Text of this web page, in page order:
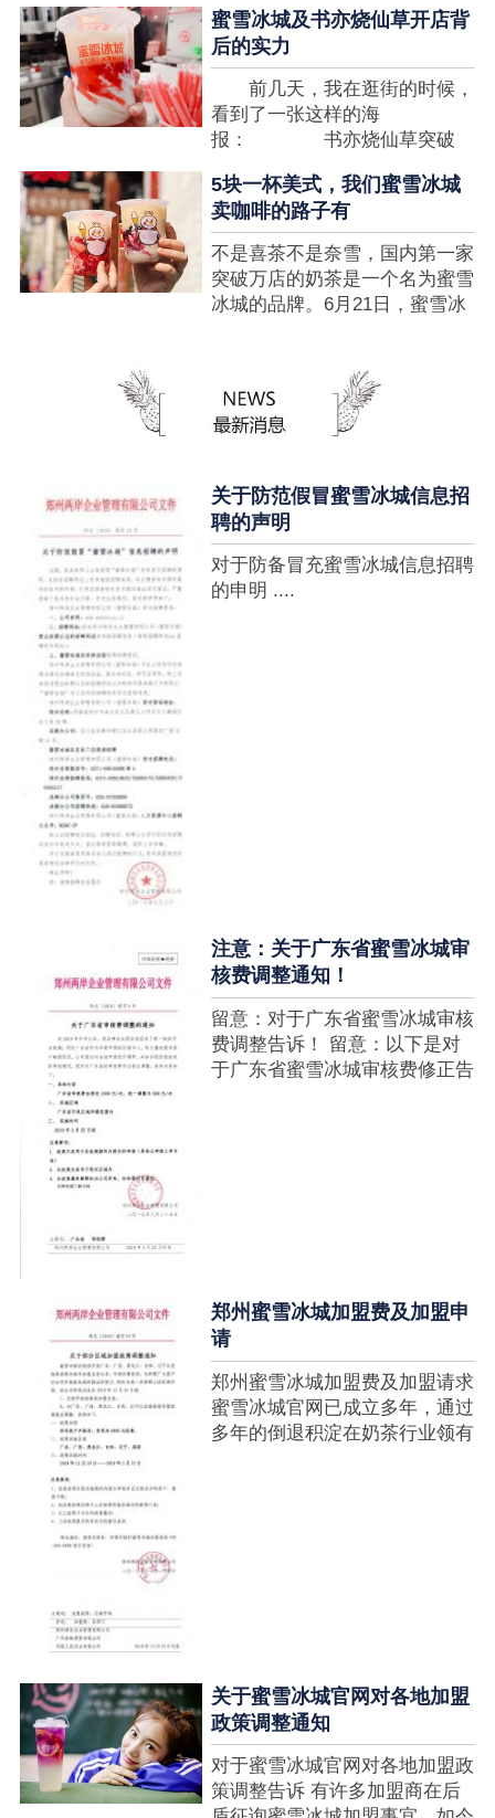
有运营不小心便会被取代，由于
受年青人的喜爱，再加全国人民
的经济发展水准提升，奶茶饮品
行业发展趋势快速，因此 这一
制造行业有着十分....
蜜雪冰城及书亦烧仙草开店背
后的实力
前几天，我在逛街的时候，
看到了一张这样的海
报： 书亦烧仙草突破
了，这个连名字都没怎么听过的
奶茶店，怎么就悄咪咪地开了这
么多家了？ 也许大家对
5000 家店是什么量级没什么概
念，我来给对....
5块一杯美式，我们蜜雪冰城
卖咖啡的路子有
不是喜茶不是奈雪，国内第一家
突破万店的奶茶是一个名为蜜雪
冰城的品牌。6月21日，蜜雪冰
家，买多少送多少”的横幅，这
个自1997年开始营业的街边奶
茶店正逐渐展露它的锋芒。不过
关于防范假冒蜜雪冰城信息招
聘的声明
对于防备冒充蜜雪冰城信息招聘
的申明 ....
注意：关于广东省蜜雪冰城审
核费调整通知！
留意：对于广东省蜜雪冰城审核
费调整告诉！ 留意：以下是对
于广东省蜜雪冰城审核费修正告
郑州蜜雪冰城加盟费及加盟申
请
郑州蜜雪冰城加盟费及加盟请求
蜜雪冰城官网已成立多年，通过
多年的倒退积淀在奶茶行业领有
关于蜜雪冰城官网对各地加盟
政策调整通知
对于蜜雪冰城官网对各地加盟政
策调整告诉 有许多加盟商在后